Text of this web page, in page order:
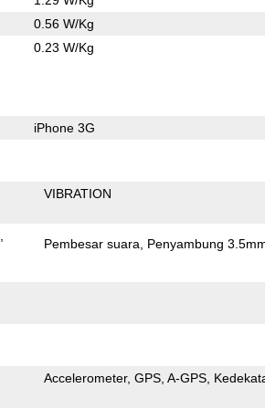
0.56 W/Kg
0.23 W/Kg
iPhone 3G
VIBRATION
Pembesar suara Penyambung
Accelerometer GPS A-GPS